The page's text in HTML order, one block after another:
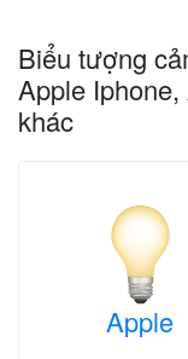
Biểu tượng
Apple
khác
Apple